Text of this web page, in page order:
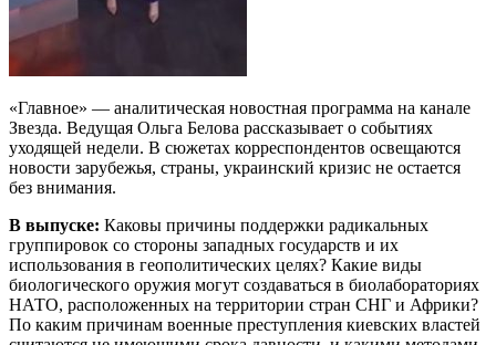
«Главное» — аналитическая новостная программа на канале
Звезда. Ведущая Ольга Белова рассказывает о событиях
уходящей недели. В сюжетах корреспондентов освещаются
новости зарубежья, страны, украинский кризис не остается
без внимания.
В выпуске: Каковы причины поддержки радикальных
группировок со стороны западных государств и их
использования в геополитических целях? Какие виды
биологического оружия могут создаваться в биолабораториях
НАТО, расположенных на территории стран СНГ и Африки?
По каким причинам военные преступления киевских властей